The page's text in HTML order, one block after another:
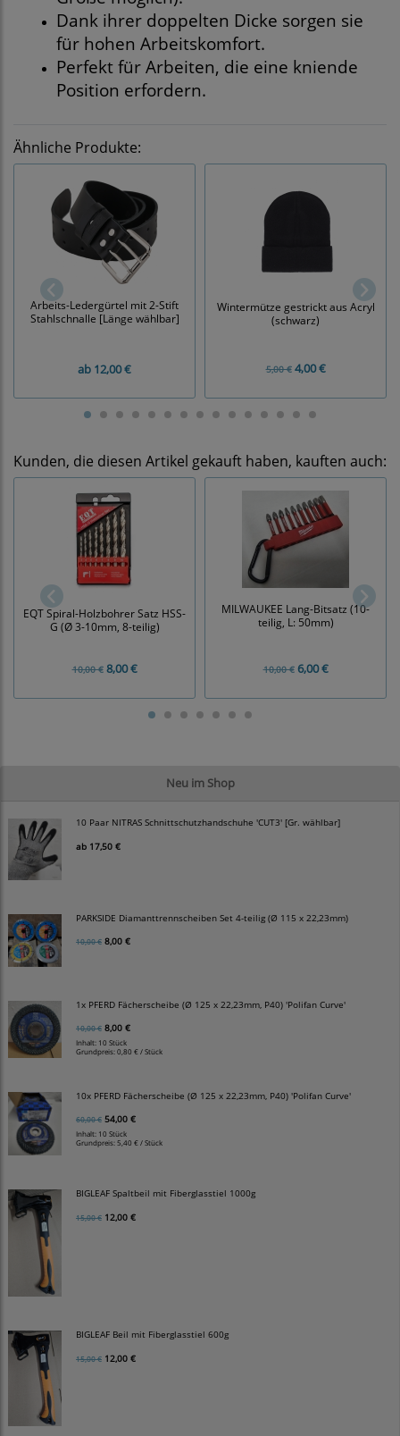
Neu im Shop
10 Paar NITRAS Schnittschutzhandschuhe 'CUT3' [Gr. wählbar]
ab 17,50 €
PARKSIDE Diamanttrennscheiben Set 4-teilig (Ø 115 x 22,23mm)
10,00 € 8,00 €
1x PFERD Fächerscheibe (Ø 125 x 22,23mm, P40) 'Polifan Curve'
10,00 € 8,00 €
Inhalt: 10 Stück
Grundpreis:0,80 € / Stück
10x PFERD Fächerscheibe (Ø 125 x 22,23mm, P40) 'Polifan Curve'
60,00 € 54,00 €
Inhalt: 10 Stück
Grundpreis:5,40 € / Stück
BIGLEAF Spaltbeil mit Fiberglasstiel 1000g
15,00 € 12,00 €
BIGLEAF Beil mit Fiberglasstiel 600g
15,00 € 12,00 €
Dank ihrer doppelten Dicke sorgen sie
für hohen Arbeitskomfort.
Perfekt für Arbeiten, die eine kniende
Position erfordern.
Ähnliche Produkte:
Arbeits-Ledergürtel mit 2-Stift
Stahlschnalle [Länge wählbar]
ab 12,00 €
Wintermütze gestrickt aus Acryl
(schwarz)
5,00 €4,00 €
Kunden, die diesen Artikel gekauft haben, kauften auch:
EQT Spiral-Holzbohrer Satz HSS-
G (Ø 3-10mm, 8-teilig)
10,00 €8,00 €
MILWAUKEE Lang-Bitsatz (10-
teilig, L: 50mm)
10,00 €6,00 €